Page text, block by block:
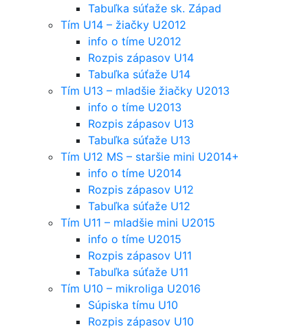
Tabuľka súťaže sk. Západ
Tím U14 – žiačky U2012
info o tíme U2012
Rozpis zápasov U14
Tabuľka súťaže U14
Tím U13 – mladšie žiačky U2013
info o tíme U2013
Rozpis zápasov U13
Tabuľka súťaže U13
Tím U12 MS – staršie mini U2014+
info o tíme U2014
Rozpis zápasov U12
Tabuľka súťaže U12
Tím U11 – mladšie mini U2015
info o tíme U2015
Rozpis zápasov U11
Tabuľka súťaže U11
Tím U10 – mikroliga U2016
Súpiska tímu U10
Rozpis zápasov U10